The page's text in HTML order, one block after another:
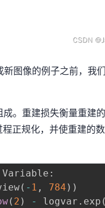
图像的例子之前，我
。重建损失衡量重建
正规化，并使重建的
Variable :
( - 1 , 784 ) )
( 2 ) - logvar . exp (